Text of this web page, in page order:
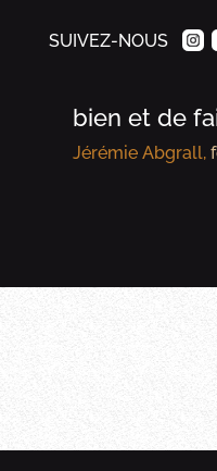
SUIVEZ-NOUS
beauté
bien et de
Jérémie Abgrall,